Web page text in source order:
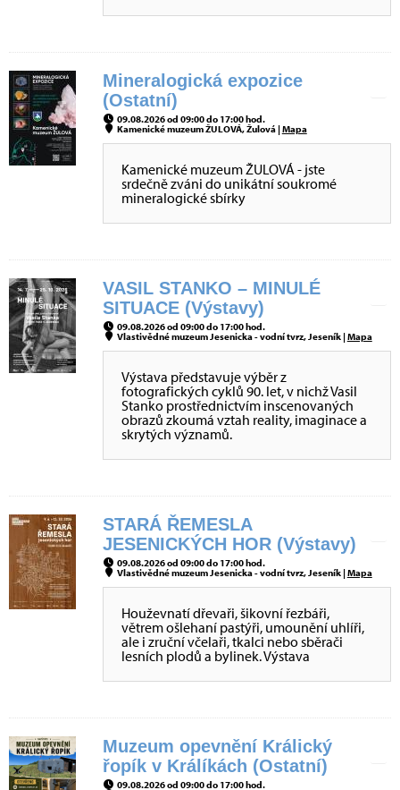
Mineralogická expozice
(Ostatní)
09.08.2026 od 09:00 do 17:00 hod.
Kamenické muzeum ŽULOVÁ, Žulová |Mapa
Kamenické muzeum ŽULOVÁ - jste
srdečně zváni do unikátní soukromé
mineralogické sbírky
VASIL STANKO – MINULÉ
SITUACE (Výstavy)
09.08.2026 od 09:00 do 17:00 hod.
Vlastivědné muzeum Jesenicka - vodní tvrz, Jeseník |Mapa
Výstava představuje výběr z
fotografických cyklů 90. let, v nichž Vasil
Stanko prostřednictvím inscenovaných
obrazů zkoumá vztah reality, imaginace a
skrytých významů.
STARÁ ŘEMESLA
JESENICKÝCH HOR (Výstavy)
09.08.2026 od 09:00 do 17:00 hod.
Vlastivědné muzeum Jesenicka - vodní tvrz, Jeseník |Mapa
Houževnatí dřevaři, šikovní řezbáři,
větrem ošlehaní pastýři, umounění uhlíři,
ale i zruční včelaři, tkalci nebo sběrači
lesních plodů a bylinek. Výstava
Muzeum opevnění Králický
řopík v Králíkách (Ostatní)
09.08.2026 od 09:00 do 17:00 hod.